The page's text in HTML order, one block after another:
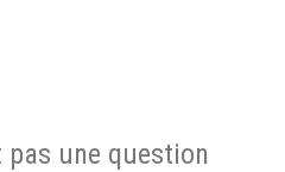
pas une question